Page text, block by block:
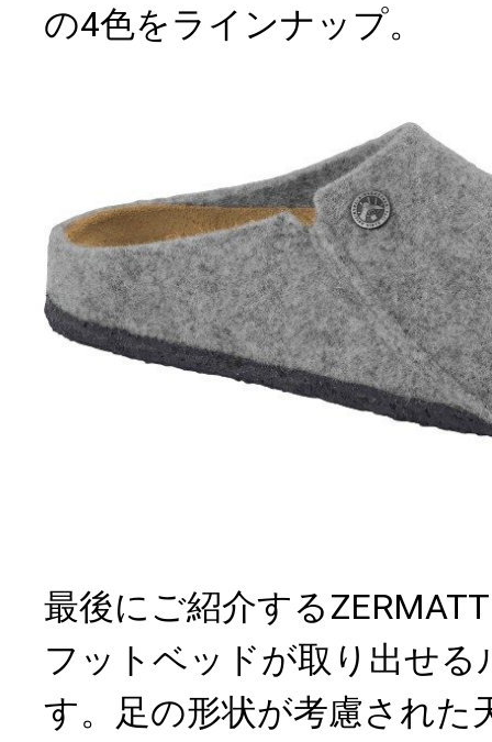
の4色をラインナップ。
最後にご紹介する
フットベッドが取り出せる
す。足の形状が考慮された